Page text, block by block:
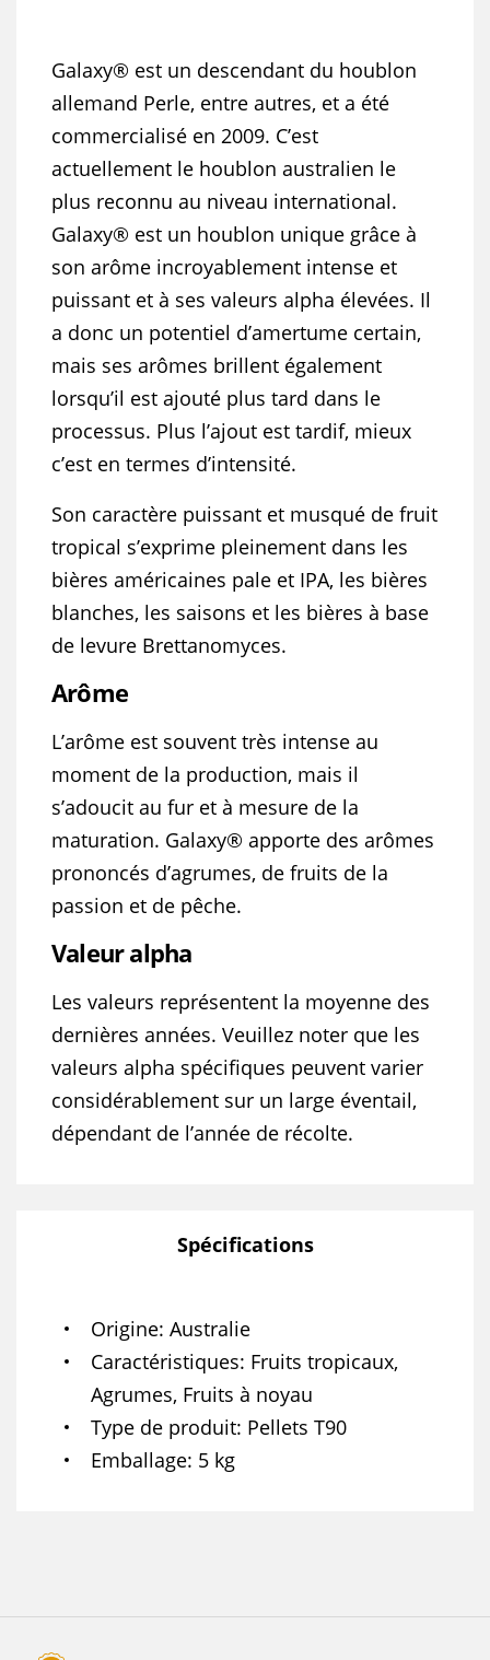
Galaxy® est un descendant du houblon
allemand Perle, entre autres, et a été
commercialisé en 2009. C’est
actuellement le houblon australien le
plus reconnu au niveau international.
Galaxy® est un houblon unique grâce à
son arôme incroyablement intense et
puissant et à ses valeurs alpha élevées. Il
a donc un potentiel d’amertume certain,
mais ses arômes brillent également
lorsqu’il est ajouté plus tard dans le
processus. Plus l’ajout est tardif, mieux
c’est en termes d’intensité.
Son caractère puissant et musqué de fruit
tropical s’exprime pleinement dans les
bières américaines pale et IPA, les bières
blanches, les saisons et les bières à base
de levure Brettanomyces.
Arôme
L’arôme est souvent très intense au
moment de la production, mais il
s’adoucit au fur et à mesure de la
maturation. Galaxy® apporte des arômes
prononcés d’agrumes, de fruits de la
passion et de pêche.
Valeur alpha
Les valeurs représentent la moyenne des
dernières années. Veuillez noter que les
valeurs alpha spécifiques peuvent varier
considérablement sur un large éventail,
dépendant de l’année de récolte.
Spécifications
Origine Australie
Caractéristiques Fruits tropicaux,
Agrumes, Fruits à noyau
Type de produit Pellets T90
Emballage 5 kg